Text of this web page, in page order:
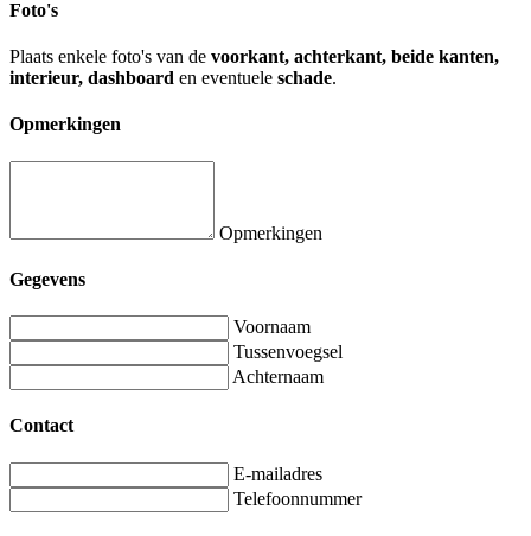
Foto's
Plaats enkele foto's van de voorkant, achterkant, beide kanten,
interieur, dashboard en eventuele schade.
Opmerkingen
Opmerkingen
Gegevens
Voornaam
Tussenvoegsel
Achternaam
Contact
E-mailadres
Telefoonnummer